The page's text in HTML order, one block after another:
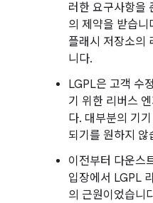
러한 요구사항을
의 제약을 받습
플래시 저장소의
니다.
LGPL은 고객 수
기 위한 리버스
다. 대부분의 기
되기를 원하지 않
이전부터 다운스
입장에서 LGPL
의 근원이었습니